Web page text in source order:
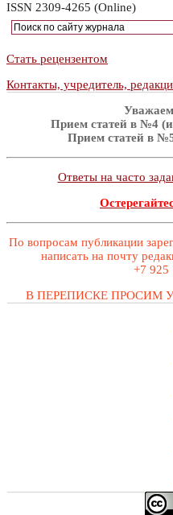
ISSN 2309-4265 (Online)
Стать рецензентом
Контакты, учредитель,
Прием статей в №4
Прием статей в
Ответы на часто
По вопросам публикации
написать на почту
+7 925
В ПЕРЕПИСКЕ ПРОСИМ